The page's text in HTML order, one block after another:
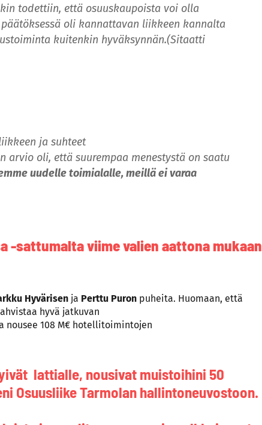
todettiin, että osuuskaupoista voi olla
oli kannattavan liikkeen kannalta
kuitenkin hyväksynnän.(Sitaatti
ja suhteet
arvio oli, että suurempaa menestystä on saatu
uudelle toimialalle, meillä ei varaa
-sattumalta viime valien aattona mukaan
Hyvärisen ja Perttu Puron puheita. Huomaan, että
hyvä jatkuvan
nousee 108 M€ hotellitoimintojen
lattialle, nousivat muistoihini 50
Osuusliike Tarmolan hallintoneuvostoon.